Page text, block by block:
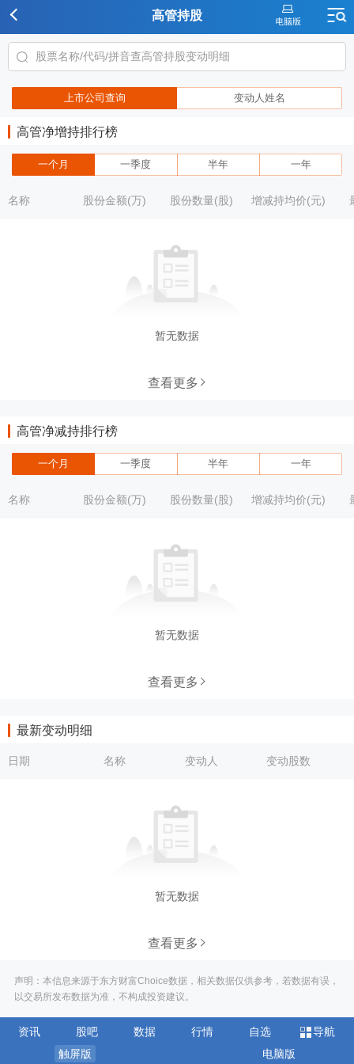
高管持股
上市公司查询 变动人姓名
高管净增持排行榜
一个月 一季度 半年 一年
名称 股份金额(万) 股份数量(股) 增减持均价(元)
暂无数据
查看更多
高管净减持排行榜
一个月 一季度 半年 一年
名称 股份金额(万) 股份数量(股) 增减持均价(元)
暂无数据
查看更多
最新变动明细
日期 名称 变动人 变动股数
暂无数据
查看更多
声明：本信息来源于东方财富Choice数据，相关数据仅供参考，若数据有误，
以交易所发布数据为准，不构成投资建议。
资讯 股吧 数据 行情 自选
导航
触屏版
电脑版